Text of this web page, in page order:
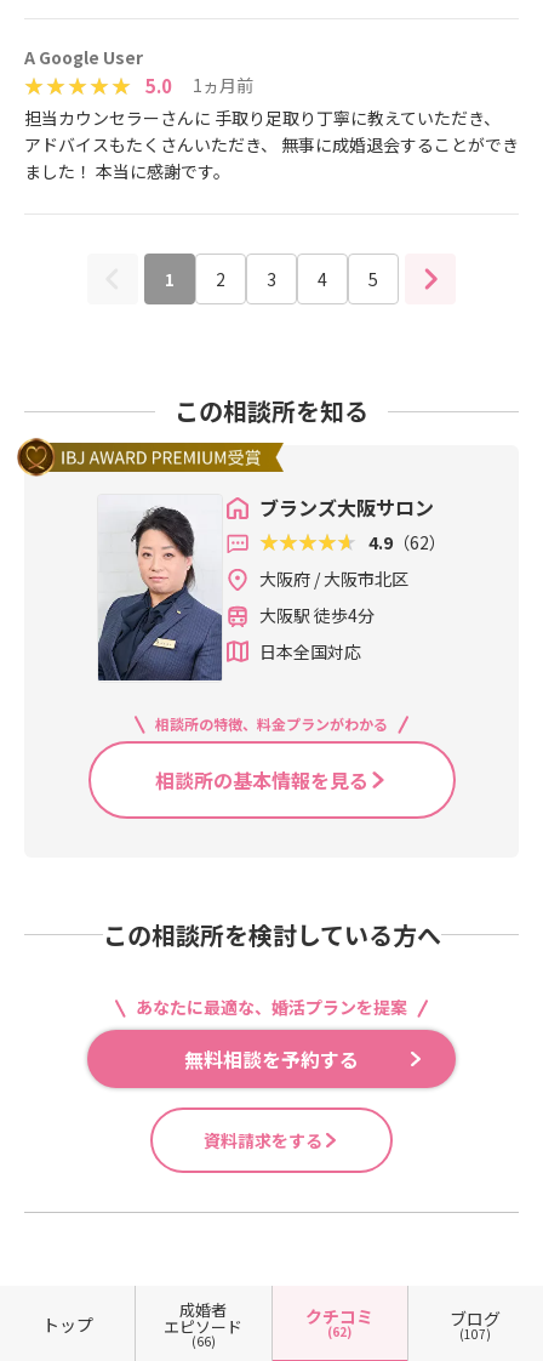
A Google User
5.0
1ヵ月前
担当カウンセラーさんに 手取り足取り丁寧に教えていただき、
アドバイスもたくさんいただき、 無事に成婚退会することができ
ました！ 本当に感謝です。
1 2 3 4 5
この相談所を知る
ブランズ大阪サロン
4.9 （62）
大阪府 / 大阪市北区
大阪駅 徒歩4分
日本全国対応
相談所の特徴、料金プランがわかる
相談所の基本情報を見る
この相談所を検討している方へ
あなたに最適な、婚活プランを提案
無料相談を予約する
資料請求をする
トップ
成婚者
エピソード
(66)
クチコミ
(62)
ブログ
(107)